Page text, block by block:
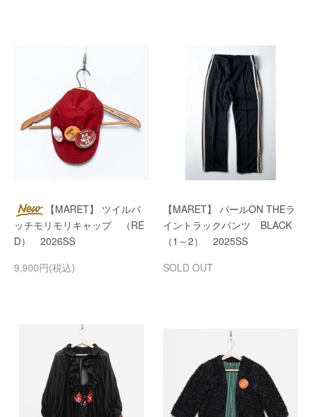
【MARET】 ツイルバ
ッチモリモリキャップ （RE
D） 2026SS
9,900円(税込)
【MARET】 パールON THEラ
イントラックパンツ BLACK
（1～2） 2025SS
SOLD OUT